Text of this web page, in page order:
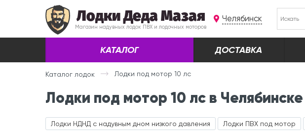
Лодки Деда Мазая
Магазин надувных лодок ПВХ и лодочных моторов
Челябинск
КАТАЛОГ ДОСТАВКА
Каталог лодок Лодки под мотор 10 лс
Лодки под мотор 10 лс в Челябинске
Лодки НДНД с надувным дном низкого давления Лодки ПВХ под мотор